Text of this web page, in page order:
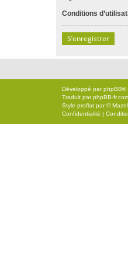
Conditions
S’enregistrer
Développé parphpBB®
Traduit parphpBB-
Style proflat par ©
Confidentialité |